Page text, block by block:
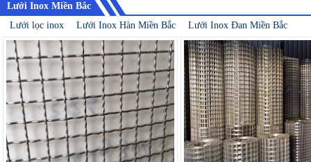
Lưới Inox Miền Bắc
Lưới lọc inox
Lưới Inox Hàn Miền Bắc Lưới Inox Đan Miền Bắc